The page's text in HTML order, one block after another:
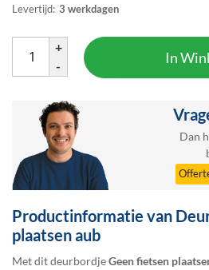
Levertijd: 3 werkdagen
Dan
+
-
In
Productinformatie van
plaatsen aub
Met dit deurbordjeGeen fietsen